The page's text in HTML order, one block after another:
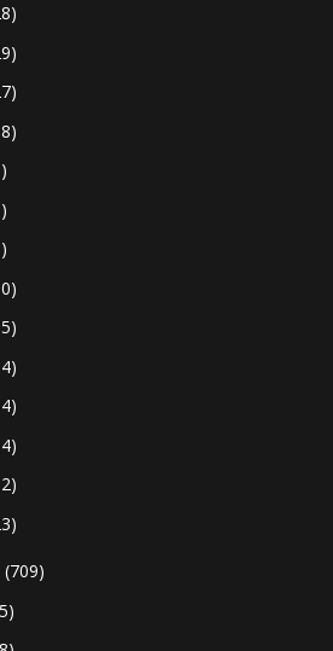
(709)